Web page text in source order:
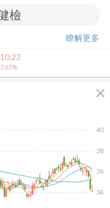
瞭解更多
10.22
3.65%
close
34
36
38
40